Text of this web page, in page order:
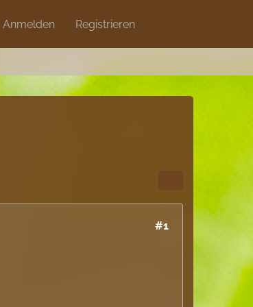
Anmelden Registrieren
Discord Artikel Blog
#1